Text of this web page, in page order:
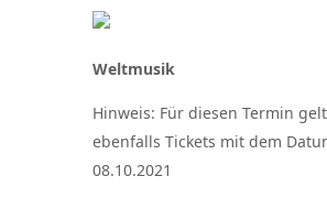
Weltmusik
Hinweis: Für diesen Termin
ebenfalls Tickets mit dem
08.10.2021